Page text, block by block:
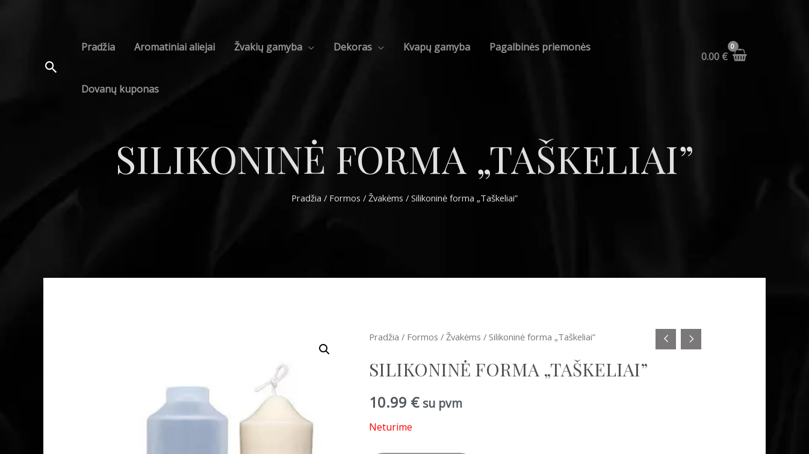
Pradžia Aromatiniai aliejai Žvakių gamyba Dekoras Kvapų gamyba Pagalbinės priemonės
Dovanų kuponas
0.00 €
SILIKONINĖ FORMA „TAŠKELIAI”
Pradžia / Formos / Žvakėms / Silikoninė forma „Taškeliai”
Pradžia / Formos / Žvakėms / Silikoninė forma „Taškeliai”
SILIKONINĖ FORMA „TAŠKELIAI”
10.99 € su pvm
Neturime